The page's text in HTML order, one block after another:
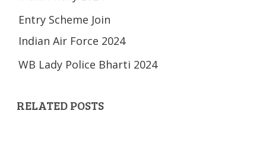
Entry Scheme Join
Indian Air Force 2024
WB Lady Police Bharti 2024
RELATED POSTS